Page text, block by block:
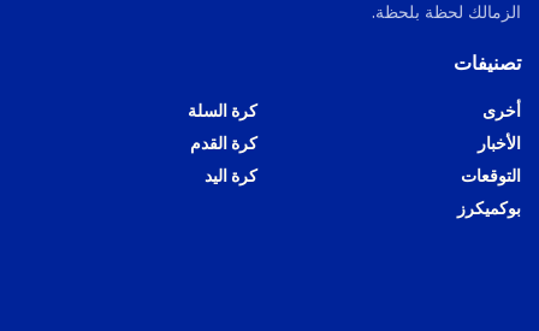
الزمالك لحظة بلحظة.
تصنيفات
أخرى
الأخبار
التوقعات
بوكميكرز
كرة السلة
كرة القدم
كرة اليد